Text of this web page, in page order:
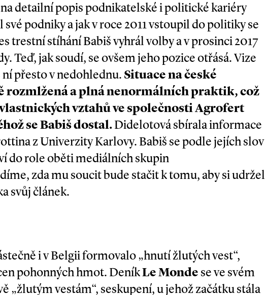
detailní popis podnikatelské i politické kariéry
podniky a jak v roce 2011 vstoupil do politiky se
trestní stíhání Babiš vyhrál volby a v prosinci 2017
Teď, jak soudí, se ovšem jeho pozice otřásá. Vize
přesto v nedohlednu. Situace na české
rozmlžená a plná nenormálních praktik, což
vztahů ve společnosti Agrofert
se Babiš dostal. Didelotová sbírala informace
z Univerzity Karlovy. Babiš se podle jejích slov
do role oběti mediálních skupin
zda mu soucit bude stačit k tomu, aby si udržel
svůj článek.
i v Belgii formovalo „hnutí žlutých vest“,
pohonných hmot. DeníkLe Monde se ve svém
„žlutým vestám“, seskupení, u jehož začátku stála